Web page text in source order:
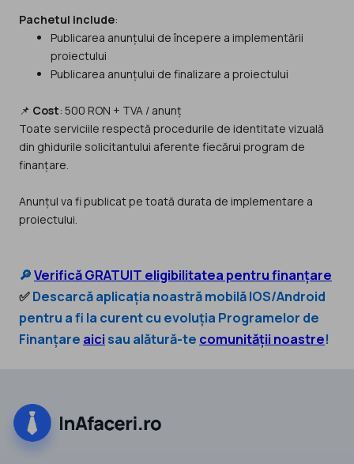
Pachetul include:
Publicarea anunțului de începere a implementării
proiectului
Publicarea anunțului de finalizare a proiectului
📌 Cost: 500 RON + TVA / anunț
Toate serviciile respectă procedurile de identitate vizuală
din ghidurile solicitantului aferente fiecărui program de
finanțare.
Anunțul va fi publicat pe toată durata de implementare a
proiectului.
🔎Verifică GRATUIT eligibilitatea pentru finanțare
✅Descarcă aplicația noastră mobilă IOS/Android
pentru a fi la curent cu evoluția Programelor de
Finanțare aici sau alătură-te comunității noastre!